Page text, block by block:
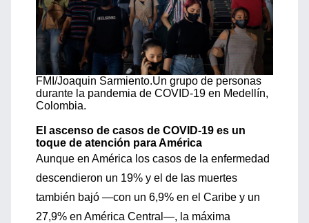
FMI/Joaquin Sarmiento.Un grupo de personas
durante la pandemia de COVID-19 en Medellín,
Colombia.
El ascenso de casos de COVID-19 es un
toque de atención para América
Aunque en América los casos de la enfermedad
descendieron un 19% y el de las muertes
también bajó —con un 6,9% en el Caribe y un
27,9% en América Central—, la máxima